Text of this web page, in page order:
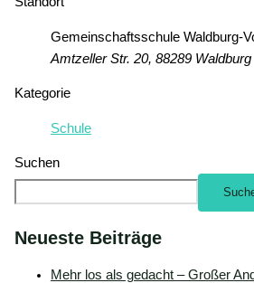
Gemeinschaftsschule Waldburg-
Amtzeller Str. 20, 88289 Waldburg
Kategorie
Schule
Suchen
Neueste Beiträge
Mehr los als gedacht – Großer